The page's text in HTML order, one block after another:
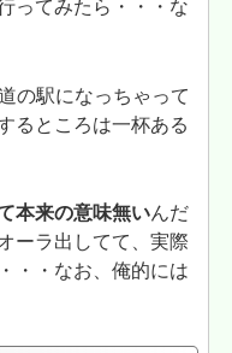
ってみたら・・・な
の駅になっちゃって
るところは一杯ある
本来の意味無いんだ
ーラ出してて、実際
・・なお、俺的には